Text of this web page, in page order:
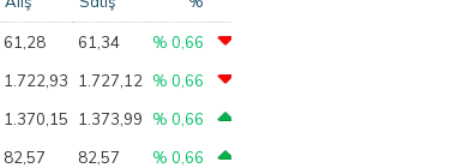
61,28 61,34
% 0,66
1.722,93 1.727,12
% 0,66
1.370,15 1.373,99
% 0,66
82,57 82,57
% 0,66